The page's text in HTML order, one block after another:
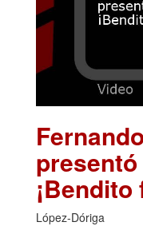
López-Dóriga